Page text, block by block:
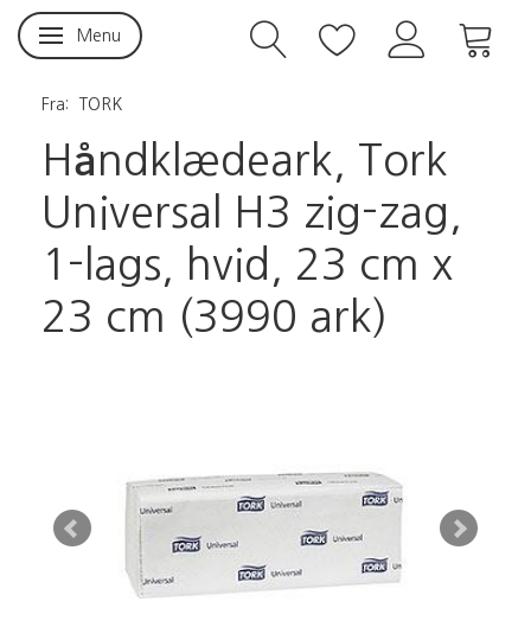
Skifte navigation
Menu
Fra: TORK
Håndklædeark, Tork
Universal H3 zig-zag,
1-lags, hvid, 23 cm x
23 cm (3990 ark)